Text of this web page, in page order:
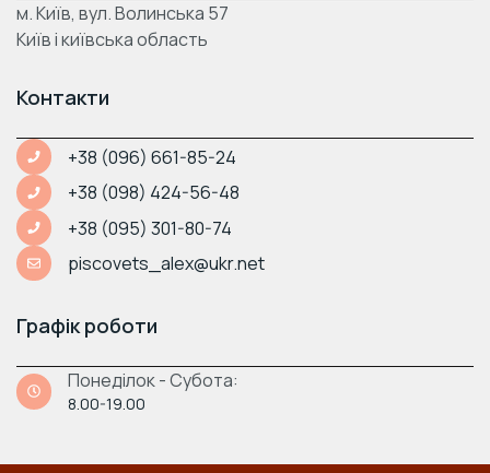
м. Київ, вул. Волинська 57
Київ і київська область
Контакти
+38 (096) 661-85-24
+38 (098) 424-56-48
+38 (095) 301-80-74
piscovets_alex@ukr.net
Графік роботи
Понеділок - Субота:
8.00-19.00